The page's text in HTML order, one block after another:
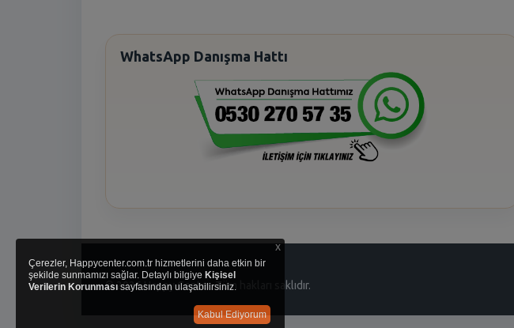
WhatsApp Danışma Hattı
© 2026 Happy Center. Tüm hakları saklıdır.
x
Çerezler, Happycenter.com.tr hizmetlerini daha etkin bir
şekilde sunmamızı sağlar. Detaylı bilgiye Kişisel
Verilerin Korunması sayfasından ulaşabilirsiniz.
Kabul Ediyorum